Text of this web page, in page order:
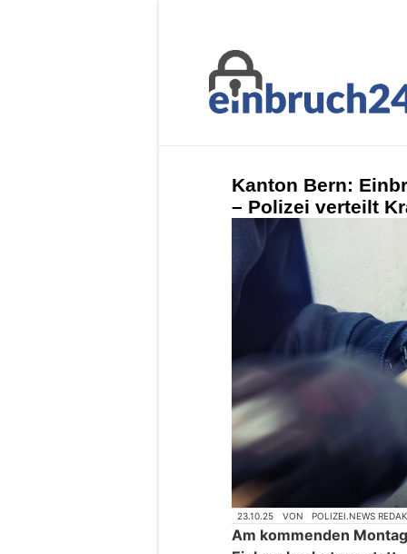
Kanton Bern:
– Polizei verteilt
23.10.25 VON POLIZEI.NEWS
Am kommenden